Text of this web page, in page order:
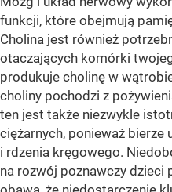
funkcji, które obejmują
Cholina jest również
otaczających komórki
produkuje cholinę w
choliny pochodzi z
ten jest także niezwykle
ciężarnych, ponieważ bierze
i rdzenia kręgowego.
na rozwój poznawczy dzieci